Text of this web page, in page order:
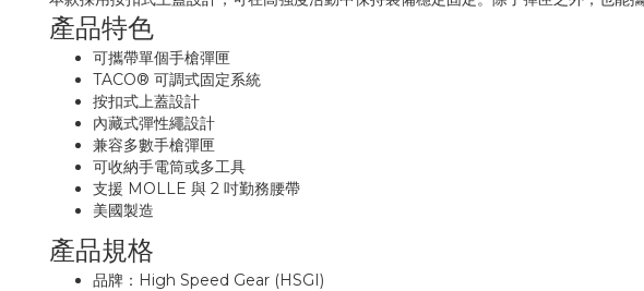
產品特色
可攜帶單個手槍彈匣
TACO® 可調式固定系統
按扣式上蓋設計
內藏式彈性繩設計
兼容多數手槍彈匣
可收納手電筒或多工具
支援 MOLLE 與 2 吋勤務腰帶
美國製造
產品規格
品牌：High Speed Gear (HSGI)